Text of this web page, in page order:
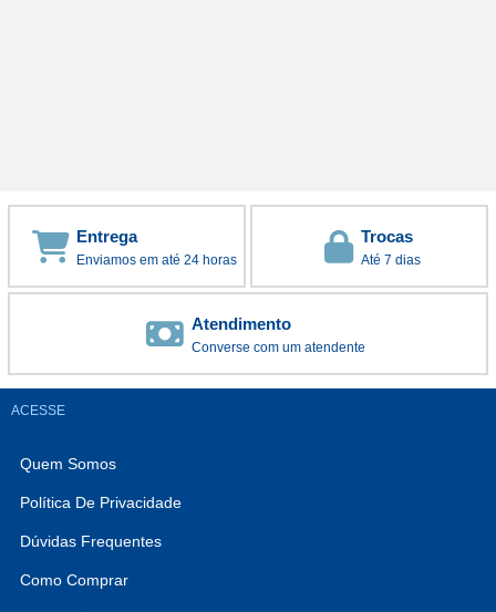
Entrega
Enviamos em até 24 horas
Trocas
Até 7 dias
Atendimento
Converse com um atendente
ACESSE
Quem Somos
Política De Privacidade
Dúvidas Frequentes
Como Comprar